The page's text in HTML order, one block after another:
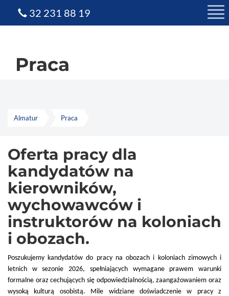
Praca
Almatur Praca
Oferta pracy dla
kandydatów na
kierowników,
wychowawców i
instruktorów na koloniach
i obozach.
Poszukujemy kandydatów do pracy na obozach i koloniach zimowych i
letnich w sezonie 2026, spełniających wymagane prawem warunki
formalne oraz cechujących się odpowiedzialnością, zaangażowaniem oraz
wysoką kulturą osobistą. Mile widziane doświadczenie w pracy z
32 231 88 19